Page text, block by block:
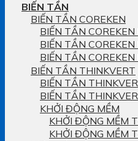
BIẾN TẦN
BIẾN TẦN COREKEN
BIẾN TẦN
BIẾN TẦN
BIẾN TẦN
BIẾN TẦN THINKVERT
BIẾN TẦN
BIẾN TẦN
KHỞI ĐỘNG MỀM
KHỞI ĐỘNG MỀM
KHỞI ĐỘNG MỀM